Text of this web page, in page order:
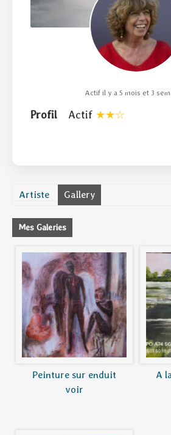
Actif il y a 5 mois et 3
Profil Actif
Artiste Gallery
Mes Galeries
Peinture sur enduit
voir
A